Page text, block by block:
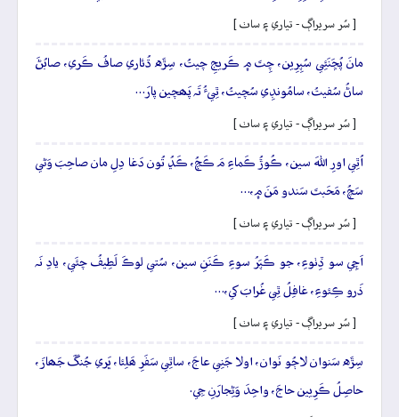
[ سُر سريراڳ - تياري ۽ ساٺ ]
مانَ پُڇَنَئِي سُپِرِين، چِتَ ۾ ڪَريجِ چيتُ، سِڙَه ڌُئاري صافُ ڪَري، صابُڻَ
ساڻُ سُفيتُ، سامُونڊِي سُچيتُ، ٿِيءُ تَہ پَھچين پارَ…
[ سُر سريراڳ - تياري ۽ ساٺ ]
اُٿِي اورِ اللهَ سين، ڪُوڙُ ڪَماءِ مَ ڪَچُ، ڪَڍُ تُون دَغا دِلِ مان صاحِبَ وَڻي
سَچُ، مَحَبتَ سَندو مَنَ ۾،…
[ سُر سريراڳ - تياري ۽ ساٺ ]
اَچِي سو ڏِٺوءِ، جو ڪَپَرُ سوءِ ڪَنَنِ سين، سُتي لوڪَ لَطِيفُ چئَي، يادِ نَہ
ذَرو ڪِئوءِ، غافِلُ ٿِي غُرابَ کي،…
[ سُر سريراڳ - تياري ۽ ساٺ ]
سِڙَه سَنوان لاڄُو نَوان، اولا جَنِي عاجَ، ساٿِي سَفَرِ ھَلِئا، ڀَري جُنگَ جَھازَ،
حاصِلُ ڪَرِيين حاجَ، واحِدَ وَڻِجارَنِ جِي.